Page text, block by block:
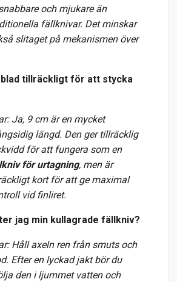
och mjukare än
fällknivar. Det minskar
slitaget på mekanismen över
tillräckligt för att stycka
Ja, 9 cm är en mycket
längd. Den ger tillräcklig
för att fungera som en
för urtagning, men är
kort för att ge maximal
vid finliret.
jag min kullagrade fällkniv?
Håll axeln ren från smuts och
Efter en lyckad jakt bör du
den i ljummet vatten och